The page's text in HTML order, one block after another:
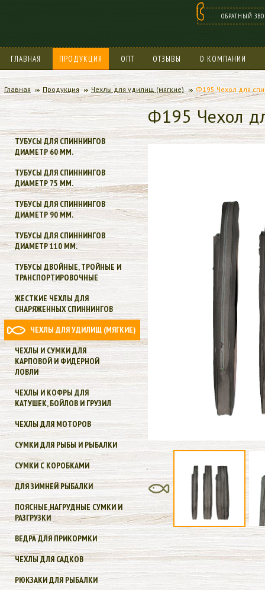
ОБРАТНЫЙ
ГЛАВНАЯ ПРОДУКЦИЯ ОПТ ОТЗЫВЫ О КОМПАНИИ
БОНУСНАЯ ПРОГРАММА
Главная Продукция Чехлы для удилищ (мягкие) Ф195 Чехол для
ТУБУСЫ ДЛЯ СПИННИНГОВ
ДИАМЕТР 60 ММ.
ТУБУСЫ ДЛЯ СПИННИНГОВ
ДИАМЕТР 75 ММ.
ТУБУСЫ ДЛЯ СПИННИНГОВ
ДИАМЕТР 90 ММ.
ТУБУСЫ ДЛЯ СПИННИНГОВ
ДИАМЕТР 110 ММ.
ТУБУСЫ ДВОЙНЫЕ, ТРОЙНЫЕ И
ТРАНСПОРТИРОВОЧНЫЕ
ЖЕСТКИЕ ЧЕХЛЫ ДЛЯ
СНАРЯЖЕННЫХ СПИННИНГОВ
ЧЕХЛЫ ДЛЯ УДИЛИЩ (МЯГКИЕ)
ЧЕХЛЫ И СУМКИ ДЛЯ
КАРПОВОЙ И ФИДЕРНОЙ
ЛОВЛИ
ЧЕХЛЫ И КОФРЫ ДЛЯ
КАТУШЕК, БОЙЛОВ И ГРУЗИЛ
ЧЕХЛЫ ДЛЯ МОТОРОВ
СУМКИ ДЛЯ РЫБЫ И РЫБАЛКИ
СУМКИ С КОРОБКАМИ
ДЛЯ ЗИМНЕЙ РЫБАЛКИ
ПОЯСНЫЕ,НАГРУДНЫЕ СУМКИ И
РАЗГРУЗКИ
ВЕДРА ДЛЯ ПРИКОРМКИ
ЧЕХЛЫ ДЛЯ САДКОВ
РЮКЗАКИ ДЛЯ РЫБАЛКИ
Ф195 Чехол